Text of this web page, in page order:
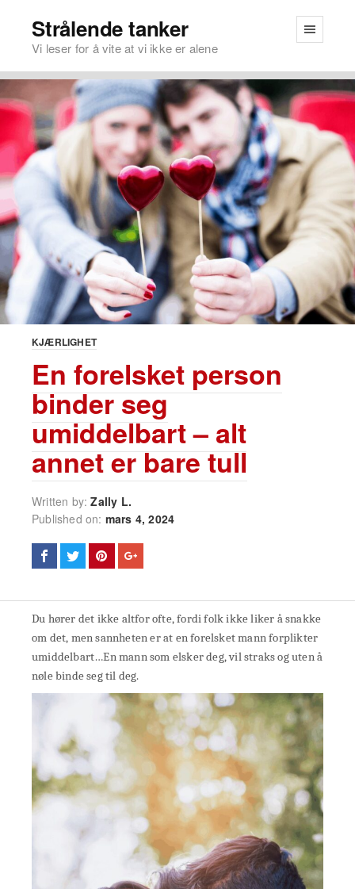
Strålende tanker
Vi leser for å vite at vi ikke er alene
KJÆRLIGHET
En forelsket person
binder seg
umiddelbart – alt
annet er bare tull
Written by:Zally L.
Published on: mars 4, 2024
Du hører det ikke altfor ofte, fordi folk ikke liker å snakke
om det, men sannheten er at en forelsket mann forplikter
umiddelbart…En mann som elsker deg, vil straks og uten å
nøle binde seg til deg.